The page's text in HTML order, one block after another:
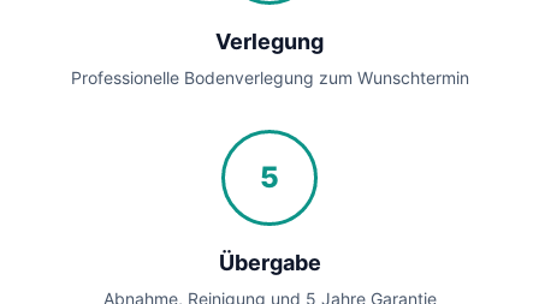
Verlegung
Professionelle Bodenverlegung zum Wunschtermin
5
Übergabe
Abnahme, Reinigung und 5 Jahre Garantie